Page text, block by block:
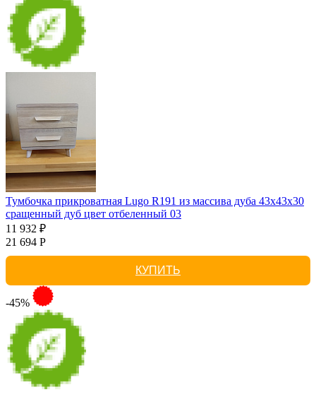
Тумбочка прикроватная Lugo R191 из массива дуба 43х43х30
сращенный дуб цвет отбеленный 03
11 932 ₽
21 694 Р
КУПИТЬ
-45%